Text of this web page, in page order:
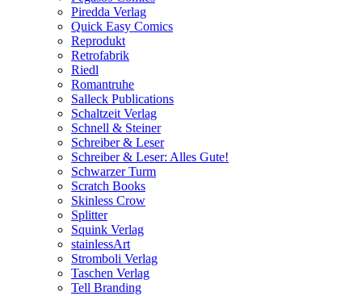
Piredda Verlag
Quick Easy Comics
Reprodukt
Retrofabrik
Riedl
Romantruhe
Salleck Publications
Schaltzeit Verlag
Schnell & Steiner
Schreiber & Leser
Schreiber & Leser: Alles Gute!
Schwarzer Turm
Scratch Books
Skinless Crow
Splitter
Squink Verlag
stainlessArt
Stromboli Verlag
Taschen Verlag
Tell Branding